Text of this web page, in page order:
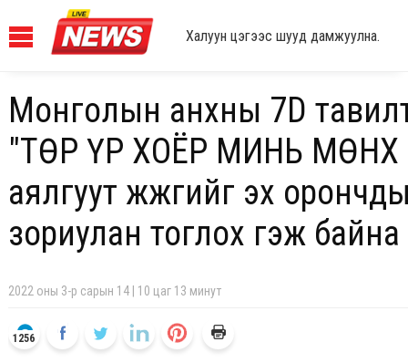
Халуун цэгээс шууд дамжуулна.
Монголын анхны 7D тавилт
"ТӨР ҮР ХОЁР МИНЬ
аялгуут жүжгийг эх
зориулан тоглох гэж байна
2022 оны 3-р сарын 14 | 10 цаг 13 минут
1256